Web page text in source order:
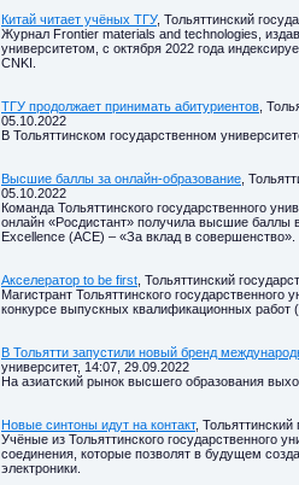
Китай читает учёных ТГУ, Тольяттинский
Журнал Frontier materials and technologies,
университетом, с октября 2022 года
CNKI.
ТГУ продолжает принимать абитуриентов ,
05.10.2022
В Тольяттинском государственном
Высшие баллы за онлайн-образование ,
05.10.2022
Команда Тольяттинского государственного
онлайн «Росдистант» получила высшие баллы
Excellence (ACE) – «За вклад в совершенство».
Акселератор to be first , Тольяттинский
Магистрант Тольяттинского
конкурсе выпускных квалификационных работ
В Тольятти запустили новый бренд
университет, 14:07, 29.09.2022
На азиатский рынок высшего образования
Новые синтоны идут на контакт, Тольяттинский
Учёные из Тольяттинского государственного
соединения, которые позволят в будущем
электроники.